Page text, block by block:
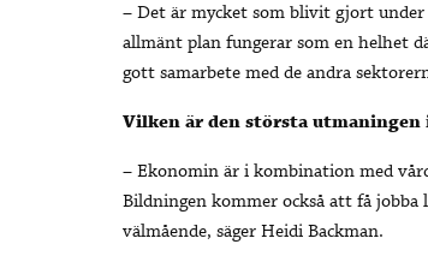
– Det är mycket som blivit gjort
allmänt plan fungerar som en helhet
gott samarbete med de andra
Vilken är den största
– Ekonomin är i kombination med
Bildningen kommer också att få jobba
välmående, säger Heidi Backman.